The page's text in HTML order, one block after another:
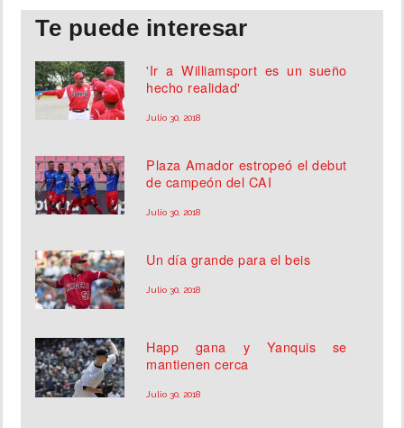
Te puede interesar
'Ir a Williamsport es un sueño
hecho realidad'
Julio 30, 2018
Plaza Amador estropeó el debut
de campeón del CAI
Julio 30, 2018
Un día grande para el beis
Julio 30, 2018
Happ gana y Yanquis se
mantienen cerca
Julio 30, 2018